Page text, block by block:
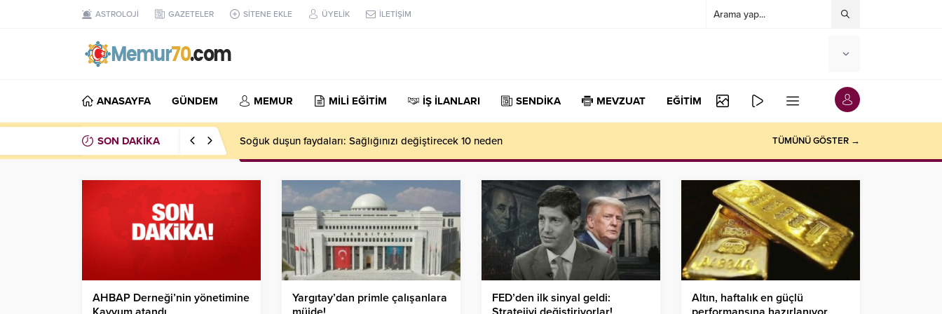
ASTROLOJİ GAZETELER SİTENE EKLE ÜYELİK İLETİŞİM
ANASAYFA GÜNDEM MEMUR MİLİ EĞİTİM İŞ İLANLARI SENDİKA MEVZUAT EĞİTİM
SON DAKİKA Soğuk duşun faydaları: Sağlığınızı değiştirecek 10 neden TÜMÜNÜ GÖSTER →
AHBAP Derneği’nin yönetimine
Yargıtay’dan primle çalışanlara
FED’den ilk sinyal geldi:
Altın, haftalık en güçlü